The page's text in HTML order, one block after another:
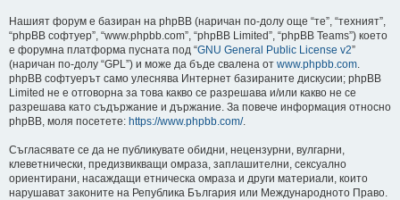
Нашият форум е базиран на phpBB (наричан по-долу още “те”, “техният”,
“phpBB софтуер”, “www.phpbb.com”, “phpBB Limited”, “phpBB Teams”) което
е форумна платформа пусната под “GNU General Public License v2”
(наричан по-долу “GPL”) и може да бъде свалена от www.phpbb.com.
phpBB софтуерът само улеснява Интернет базираните дискусии; phpBB
Limited не е отговорна за това какво се разрешава и/или какво не се
разрешава като съдържание и държание. За повече информация относно
phpBB, моля посетете: https://www.phpbb.com/.
Съгласявате се да не публикувате обидни, нецензурни, вулгарни,
клеветнически, предизвикващи омраза, заплашителни, сексуално
ориентирани, насаждащи етническа омраза и други материали, които
нарушават законите на Република България или Международното Право.